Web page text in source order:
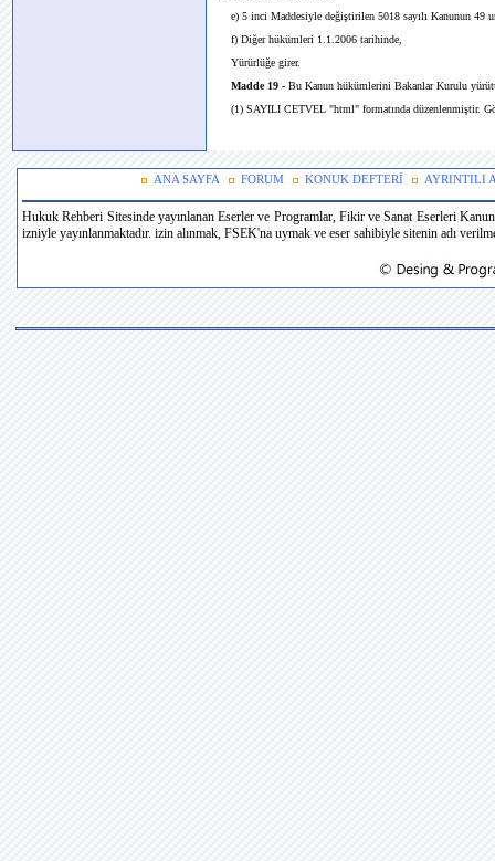
e) 5 inci Maddesiyle değiştirilen 5018 sayılı Kanunun 49
f) Diğer hükümleri 1.1.2006 tarihinde,
Yürürlüğe girer.
Madde 19 - Bu Kanun hükümlerini Bakanlar Kurulu
(1) SAYILI CETVEL "html" formatında düzenlenmiştir.
ANA SAYFA FORUM KONUK DEFTERİ AYRINTILI
Hukuk Rehberi Sitesinde yayınlanan Eserler ve Programlar, Fikir ve Sanat Eserleri
izniyle yayınlanmaktadır. izin alınmak, FSEK'na uymak ve eser sahibiyle sitenin adı